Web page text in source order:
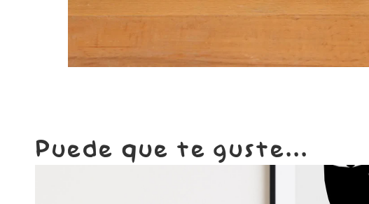
Puede que te guste...